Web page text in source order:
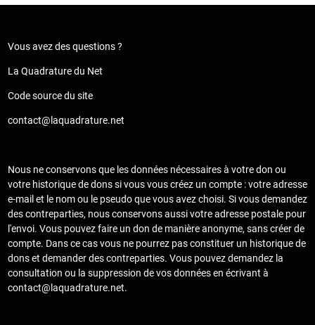
Vous avez des questions ?
La Quadrature du Net
Code source du site
contact@laquadrature.net
Nous ne conservons que les données nécessaires à votre don ou
votre historique de dons si vous vous créez un compte : votre adresse
e-mail et le nom ou le pseudo que vous avez choisi. Si vous demandez
des contreparties, nous conservons aussi votre adresse postale pour
l'envoi. Vous pouvez faire un don de manière anonyme, sans créer de
compte. Dans ce cas vous ne pourrez pas constituer un historique de
dons et demander des contreparties. Vous pouvez demandez la
consultation ou la suppression de vos données en écrivant à
contact@laquadrature.net.